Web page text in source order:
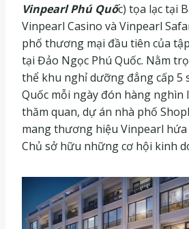
Vinpearl Phú Quốc) tọa lạc tại
Vinpearl Casino và Vinpearl
phố thương mại đầu tiên của
tại Đảo Ngọc Phú Quốc. Nằm
thể khu nghỉ dưỡng đẳng cấp 5
Quốc mỗi ngày đón hàng nghìn
thăm quan, dự án nhà phố
mang thương hiệu Vinpearl
Chủ sở hữu những cơ hội kinh